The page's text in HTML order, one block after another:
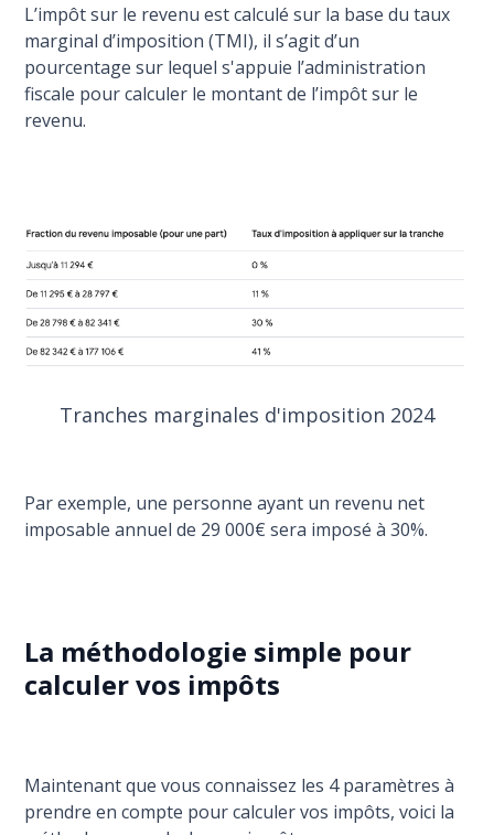
L’impôt sur le revenu est calculé sur la base du taux
marginal d’imposition (TMI), il s’agit d’un
pourcentage sur lequel s'appuie l’administration
fiscale pour calculer le montant de l’impôt sur le
revenu.
Tranches marginales d'imposition 2024
Par exemple, une personne ayant un revenu net
imposable annuel de 29 000€ sera imposé à 30%.
La méthodologie simple pour
calculer vos impôts
Maintenant que vous connaissez les 4 paramètres à
prendre en compte pour calculer vos impôts, voici la